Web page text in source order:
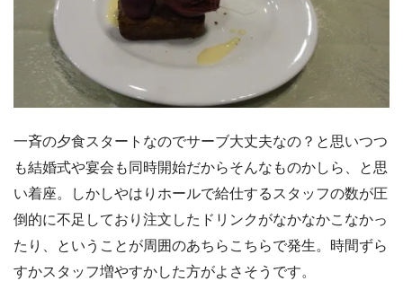
一斉の夕食スタートなのでサーブ大丈夫なの？と思いつつ
も結婚式や宴会も同時開始だからそんなものかしら、と思
い着座。しかしやはりホールで給仕するスタッフの数が圧
倒的に不足しており注文したドリンクがなかなかこなかっ
たり、ということが周囲のあちらこちらで発生。時間ずら
すかスタッフ増やすかした方がよさそうです。